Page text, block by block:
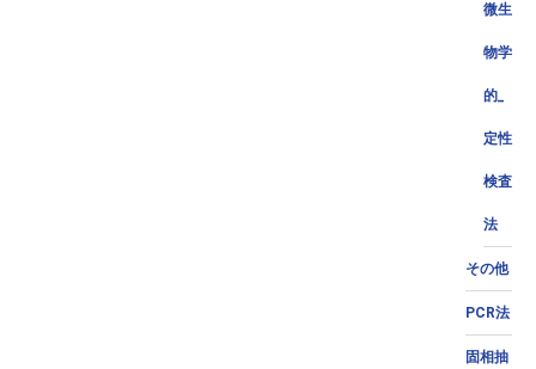
微生
物学
的_
定性
検査
法
その他
PCR法
固相抽